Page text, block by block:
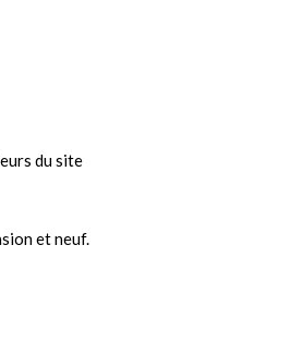
du site
et neuf.